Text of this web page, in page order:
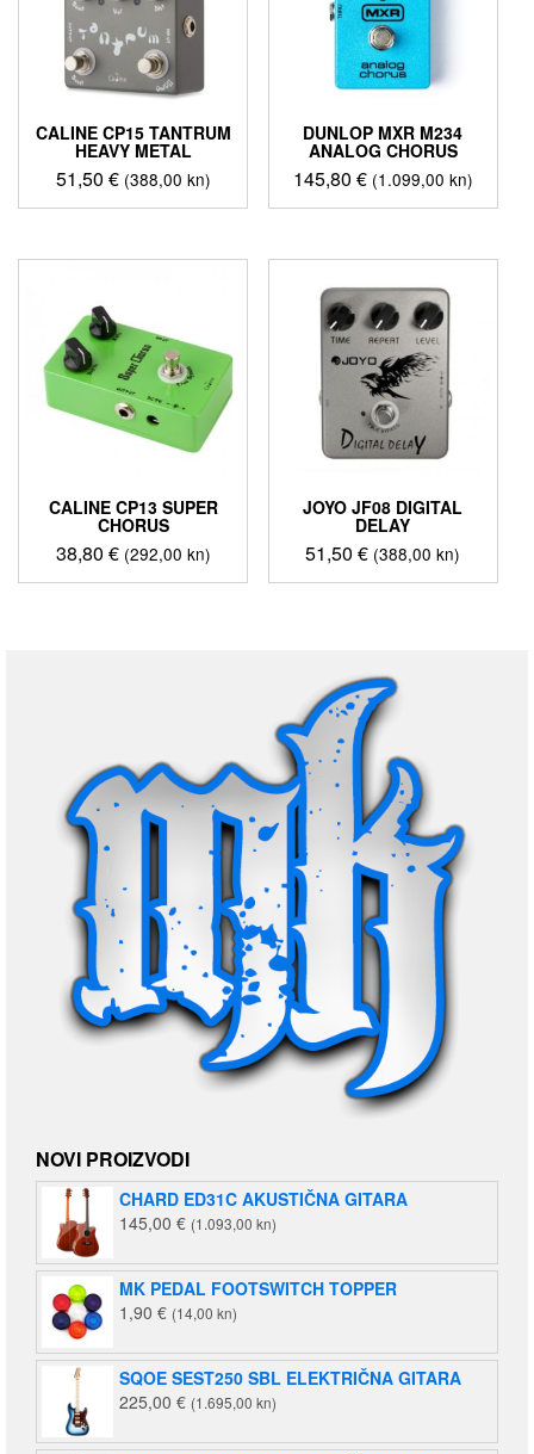
CALINE CP15 TANTRUM
HEAVY METAL
51,50 € (388,00 kn)
DUNLOP MXR M234
ANALOG CHORUS
145,80 € (1.099,00 kn)
CALINE CP13 SUPER
CHORUS
38,80 € (292,00 kn)
JOYO JF08 DIGITAL
DELAY
51,50€ (388,00 kn)
NOVI PROIZVODI
CHARD ED31C AKUSTIČNA GITARA
145,00 € (1.093,00 kn)
MK PEDAL FOOTSWITCH TOPPER
1,90 € (14,00 kn)
SQOE SEST250 SBL ELEKTRIČNA GITARA
225,00 € (1.695,00 kn)